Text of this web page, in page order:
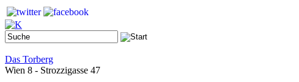
Das Torberg
Wien 8 - Strozzigasse 47